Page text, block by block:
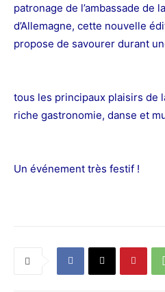
patronage de l’ambassade de
d’Allemagne, cette nouvelle
propose de savourer durant
tous les principaux plaisirs de
riche gastronomie, danse et
Un événement très festif !